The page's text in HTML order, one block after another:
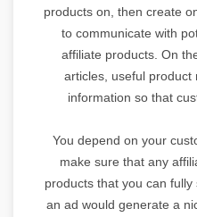
products on, then create
to communicate with
affiliate products. On
articles, useful product
information so that
You depend on your
make sure that any
products that you can
an ad would generate a